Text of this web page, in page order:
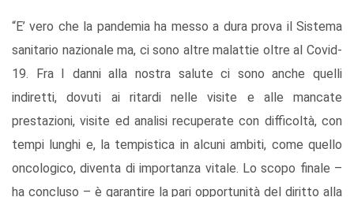
“E’ vero che la pandemia ha messo a dura prova il Sistema
sanitario nazionale ma, ci sono altre malattie oltre al Covid-
19. Fra I danni alla nostra salute ci sono anche quelli
indiretti, dovuti ai ritardi nelle visite e alle mancate
prestazioni, visite ed analisi recuperate con difficoltà, con
tempi lunghi e, la tempistica in alcuni ambiti, come quello
oncologico, diventa di importanza vitale. Lo scopo finale –
ha concluso – è garantire la pari opportunità del diritto alla